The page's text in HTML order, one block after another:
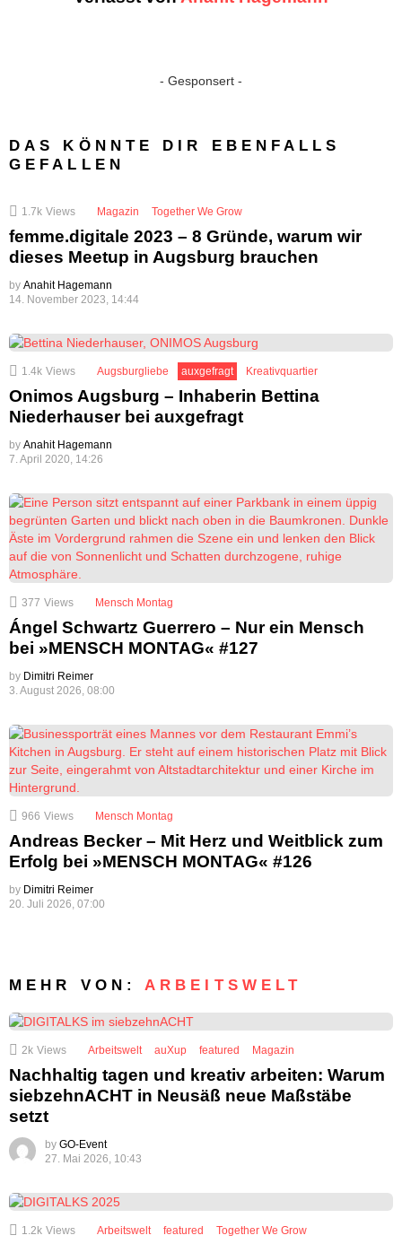
- Gesponsert -
DAS KÖNNTE DIR EBENFALLS
GEFALLEN
1.7k Views Magazin Together We Grow
femme.digitale 2023 – 8 Gründe, warum wir
dieses Meetup in Augsburg brauchen
by Anahit Hagemann
14. November 2023, 14:44
1.4k Views Augsburgliebe auxgefragt Kreativquartier
Onimos Augsburg – Inhaberin Bettina
Niederhauser bei auxgefragt
by Anahit Hagemann
7. April 2020, 14:26
377 Views Mensch Montag
Ángel Schwartz Guerrero – Nur ein Mensch
bei »MENSCH MONTAG« #127
by Dimitri Reimer
3. August 2026, 08:00
966 Views Mensch Montag
Andreas Becker – Mit Herz und Weitblick zum
Erfolg bei »MENSCH MONTAG« #126
by Dimitri Reimer
20. Juli 2026, 07:00
MEHR VON:ARBEITSWELT
2k Views Arbeitswelt auXup featured Magazin
Nachhaltig tagen und kreativ arbeiten: Warum
siebzehnACHT in Neusäß neue Maßstäbe
setzt
by GO-Event
27. Mai 2026, 10:43
1.2k Views Arbeitswelt featured Together We Grow